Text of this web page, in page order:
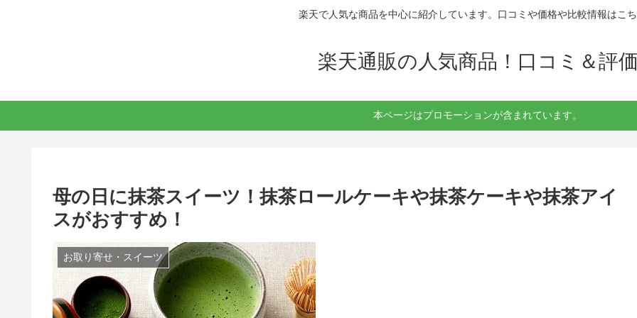
楽天で人気な商品を中心に紹介しています。口コミや価格や比較情報はこ
楽天通販の人気商品！口コミ＆評
本ページはプロモーションが含まれています。
母の日に抹茶スイーツ！抹茶ロールケーキや抹茶ケーキや抹茶アイ
スがおすすめ！
お取り寄せ・スイーツ